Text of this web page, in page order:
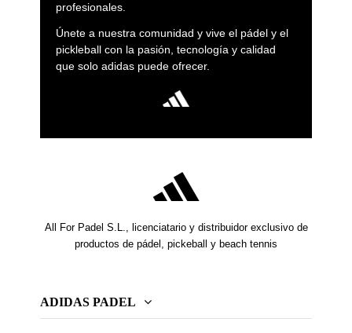
profesionales.
Únete a nuestra comunidad y vive el pádel y el
pickleball con la pasión, tecnología y calidad
que solo adidas puede ofrecer.
All For Padel S.L., licenciatario y distribuidor exclusivo de
productos de pádel, pickeball y beach tennis
ADIDAS PADEL